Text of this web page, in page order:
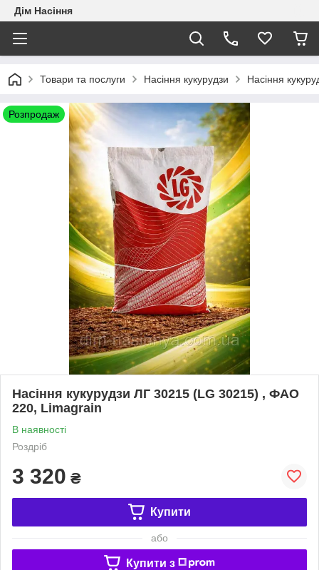
Дім Насіння
Товари та послуги Насіння кукурудзи Насіння
Розпродаж
Насіння кукурудзи ЛГ 30215 (LG 30215) , ФАО
220, Limagrain
В наявності
Роздріб
3 320 ₴
Купити
або
Купити з